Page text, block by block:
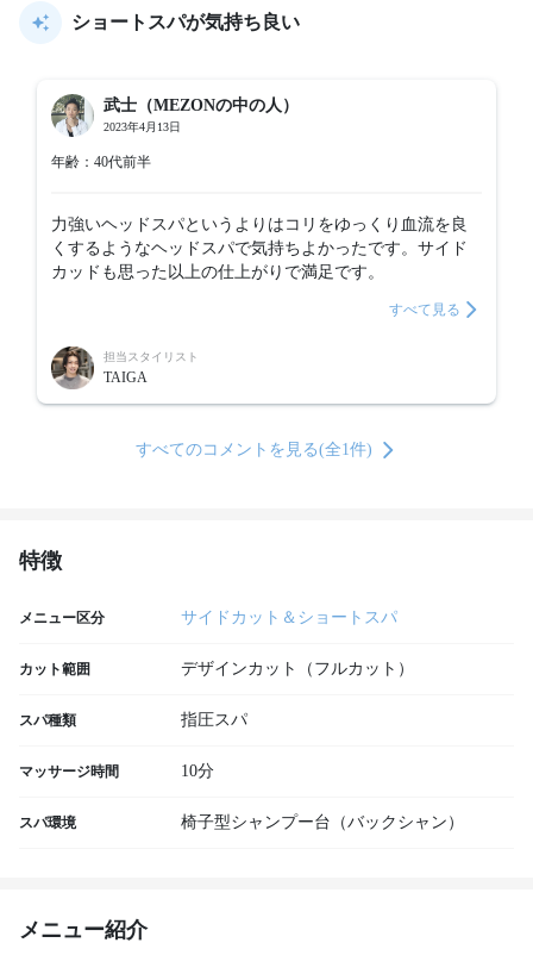
ショートスパが気持ち良い
武士（MEZONの中の人）
2023年4月13日
年齢：40代前半
力強いヘッドスパというよりはコリをゆっくり血流を良
くするようなヘッドスパで気持ちよかったです。サイド
カッドも思った以上の仕上がりで満足です。
すべて見る
担当スタイリスト
TAIGA
すべてのコメントを見る(全1件)
特徴
メニュー区分 サイドカット＆ショートスパ
カット範囲 デザインカット（フルカット）
スパ種類 指圧スパ
マッサージ時間 10分
スパ環境 椅子型シャンプー台（バックシャン）
メニュー紹介